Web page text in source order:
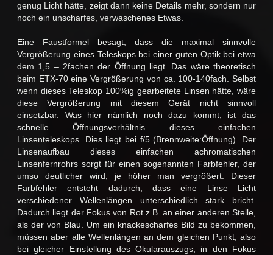
genug Licht hätte, zeigt dann keine Details mehr, sondern nur
noch ein unscharfes, verwaschenes Etwas.
Eine Faustformel besagt, dass die maximal sinnvolle
Vergrößerung eines Teleskops bei einer guten Optik bei etwa
dem 1,5 – 2fachen der Öffnung liegt. Das wäre theoretisch
beim ETX-70 eine Vergrößerung von ca. 100-140fach. Selbst
wenn dieses Teleskop 100%ig gearbeitete Linsen hätte, wäre
diese Vergrößerung mit diesem Gerät nicht sinnvoll
einsetzbar. Was hier nämlich noch dazu kommt, ist das
schnelle Öffnungsverhältnis dieses einfachen
Linsenteleskops. Dies liegt bei f/5 (Brennweite:Öffnung). Der
Linsenaufbau dieses einfachen achromatischen
Linsenfernrohrs sorgt für einen sogenannten Farbfehler, der
umso deutlicher wird, je höher man vergrößert. Dieser
Farbfehler entsteht dadurch, dass eine Linse Licht
verschiedener Wellenlängen unterschiedlich stark bricht.
Dadurch liegt der Fokus von Rot z.B. an einer anderen Stelle,
als der von Blau. Um ein knackescharfes Bild zu bekommen,
müssen aber alle Wellenlängen an dem gleichen Punkt, also
bei gleicher Einstellung des Okularauszugs, in den Fokus